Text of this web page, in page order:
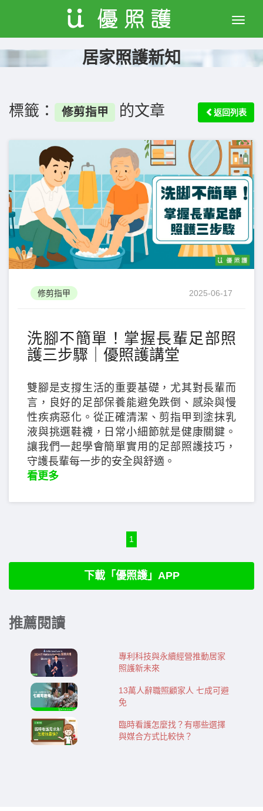
Toggle
居家照護新知
標籤： 修剪指甲 的文章 返回列表
修剪指甲 2025-06-17
洗腳不簡單！掌握長輩足部照
護三步驟｜優照護講堂
雙腳是支撐生活的重要基礎，尤其對長輩而
言，良好的足部保養能避免跌倒、感染與慢
性疾病惡化。從正確清潔、剪指甲到塗抹乳
液與挑選鞋襪，日常小細節就是健康關鍵。
讓我們一起學會簡單實用的足部照護技巧，
守護長輩每一步的安全與舒適。
看更多
1
下載「優照護」APP
推薦閱讀
專利科技與永續經營推動居家
照護新未來
13萬人辭職照顧家人 七成可避
免
臨時看護怎麼找？有哪些選擇
與媒合方式比較快？